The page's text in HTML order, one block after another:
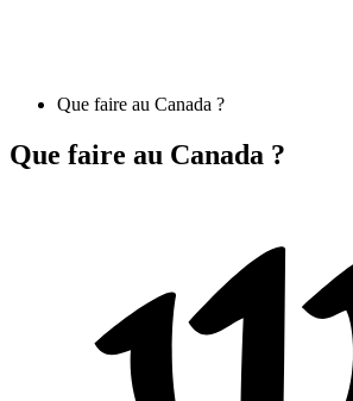
Que faire au Canada ?
Que faire au Canada ?